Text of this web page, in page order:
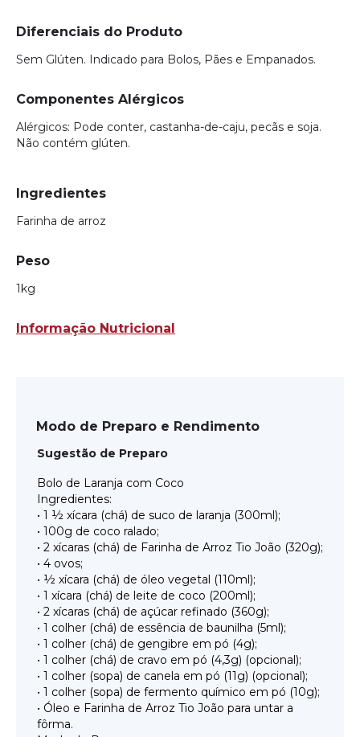
Diferenciais do Produto
Sem Glúten. Indicado para Bolos, Pães e Empanados.
Componentes Alérgicos
Alérgicos: Pode conter, castanha-de-caju, pecãs e soja.
Não contém glúten.
Ingredientes
Farinha de arroz
Peso
1kg
Informação Nutricional
Modo de Preparo e Rendimento
Sugestão de Preparo
Bolo de Laranja com Coco
Ingredientes:
• 1 ½ xícara (chá) de suco de laranja (300ml);
• 100g de coco ralado;
• 2 xícaras (chá) de Farinha de Arroz Tio João (320g);
• 4 ovos;
• ½ xícara (chá) de óleo vegetal (110ml);
• 1 xícara (chá) de leite de coco (200ml);
• 2 xícaras (chá) de açúcar refinado (360g);
• 1 colher (chá) de essência de baunilha (5ml);
• 1 colher (chá) de gengibre em pó (4g);
• 1 colher (chá) de cravo em pó (4,3g) (opcional);
• 1 colher (sopa) de canela em pó (11g) (opcional);
• 1 colher (sopa) de fermento químico em pó (10g);
• Óleo e Farinha de Arroz Tio João para untar a
fôrma.